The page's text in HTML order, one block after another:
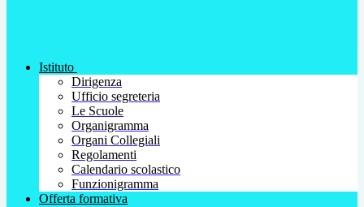
Istituto
Dirigenza
Ufficio segreteria
Le Scuole
Organigramma
Organi Collegiali
Regolamenti
Calendario scolastico
Funzionigramma
Offerta formativa